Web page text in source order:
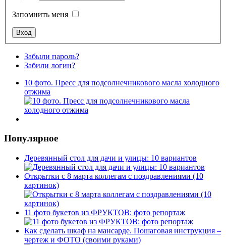
Запомнить меня
Забыли пароль?
Забили логин?
10 фото. Пресс для подсолнечникового масла холодного
отжима
Популярное
Деревянный стол для дачи и улицы: 10 вариантов
Открытки с 8 марта коллегам с поздравлениями (10
картинок)
11 фото букетов из ФРУКТОВ: фото репортаж
Как сделать шкаф на мансарде. Пошаговая инструкция –
чертеж и ФОТО (своими руками)